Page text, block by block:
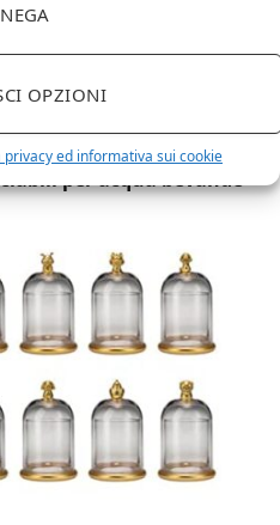
NEGA
OPZIONI
ed informativa sui cookie
Bicchieri PET
ML tacca 0,3 alta qualità
per acqua bevande